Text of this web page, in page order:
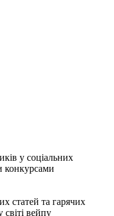
у соціальних
конкурсами
статей та гарячих
вейпу